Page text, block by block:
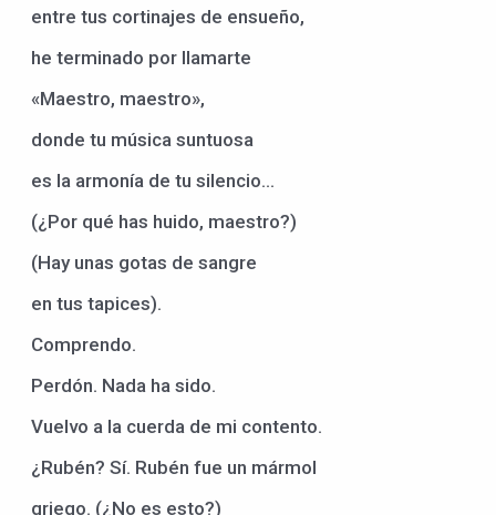
entre tus cortinajes de ensueño,
he terminado por llamarte
«Maestro, maestro»,
donde tu música suntuosa
es la armonía de tu silencio…
(¿Por qué has huido, maestro?)
(Hay unas gotas de sangre
en tus tapices).
Comprendo.
Perdón. Nada ha sido.
Vuelvo a la cuerda de mi contento.
¿Rubén? Sí. Rubén fue un mármol
griego. (¿No es esto?)